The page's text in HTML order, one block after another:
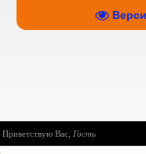
Приветствую Вас Гость